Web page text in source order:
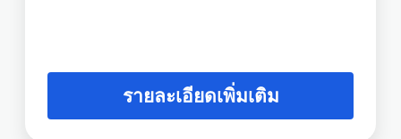
รายละเอียดเพิ่มเติม